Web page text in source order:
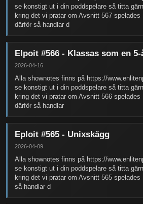
se konstigt ut i din poddspelare så titta
kring det vi pratar om Avsnitt 567 spelades
därför så handlar d
Elpoit #566 - Klassas som en
2026-04-16
Alla shownotes finns på https://
se konstigt ut i din poddspelare så titta
kring det vi pratar om Avsnitt 566 spelades
därför så handlar
Eploit #565 - Unixskägg
2026-04-09
Alla shownotes finns på https://
se konstigt ut i din poddspelare så titta
kring det vi pratar om Avsnitt 565
så handlar d